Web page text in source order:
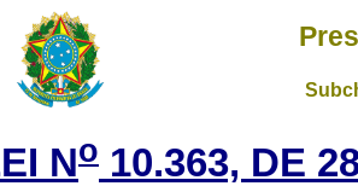
No 10.363, DE